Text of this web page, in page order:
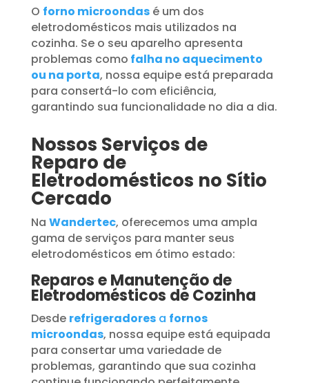
O forno microondasé um dos
eletrodomésticos mais utilizados na
cozinha. Se o seu aparelho apresenta
problemas como falha no aquecimento
ou na porta, nossa equipe está preparada
para consertá-lo com eficiência,
garantindo sua funcionalidade no dia a dia.
Nossos Serviços de
Reparo de
Eletrodomésticos no Sítio
Cercado
Na Wandertec, oferecemos uma ampla
gama de serviços para manter seus
eletrodomésticos em ótimo estado:
Reparos e Manutenção de
Eletrodomésticos de Cozinha
Desde refrigeradoresa fornos
microondas, nossa equipe está equipada
para consertar uma variedade de
problemas, garantindo que sua cozinha